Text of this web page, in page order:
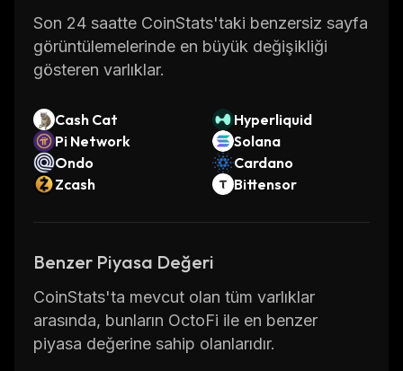
Son 24 saatte CoinStats'taki benzersiz sayfa
görüntülemelerinde en büyük değişikliği
gösteren varlıklar.
Cash Cat
Hyperliquid
Pi Network
Solana
Ondo
Cardano
Zcash
Bittensor
Benzer Piyasa Değeri
CoinStats'ta mevcut olan tüm varlıklar
arasında, bunların OctoFi ile en benzer
piyasa değerine sahip olanlarıdır.